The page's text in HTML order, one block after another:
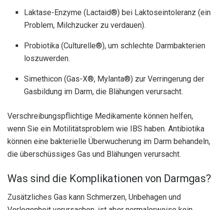
Laktase-Enzyme (Lactaid®) bei Laktoseintoleranz (ein
Problem, Milchzucker zu verdauen).
Probiotika (Culturelle®), um schlechte Darmbakterien
loszuwerden.
Simethicon (Gas-X®, Mylanta®) zur Verringerung der
Gasbildung im Darm, die Blähungen verursacht.
Verschreibungspflichtige Medikamente können helfen,
wenn Sie ein Motilitätsproblem wie IBS haben. Antibiotika
können eine bakterielle Überwucherung im Darm behandeln,
die überschüssiges Gas und Blähungen verursacht.
Was sind die Komplikationen von Darmgas?
Zusätzliches Gas kann Schmerzen, Unbehagen und